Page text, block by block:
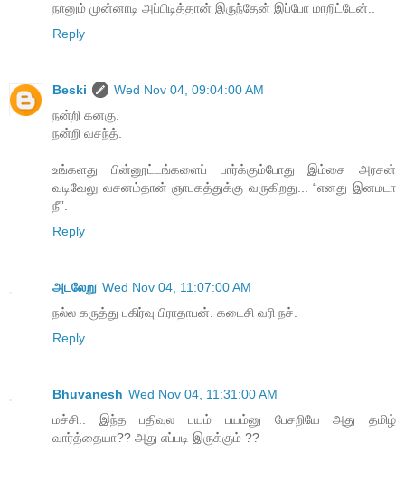
நானும் முன்னாடி அப்பிடித்தான் இருந்தேன் இப்போ மாறிட்டேன்..
Reply
Beski
Wed Nov 04, 09:04:00 AM
நன்றி கனகு.
நன்றி வசந்த்.
உங்களது பின்னூட்டங்களைப் பார்க்கும்போது இம்சை அரசன்
வடிவேலு வசனம்தான் ஞாபகத்துக்கு வருகிறது... “எனது இனமடா
நீ”.
Reply
அடலேறு Wed Nov 04, 11:07:00 AM
நல்ல கருத்து பகிர்வு பிராதாபன். கடைசி வரி நச்.
Reply
Bhuvanesh Wed Nov 04, 11:31:00 AM
மச்சி.. இந்த பதிவுல பயம் பயம்னு பேசறியே அது தமிழ்
வார்த்தையா?? அது எப்படி இருக்கும் ??